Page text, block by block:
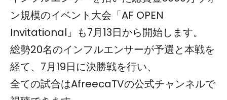
ン規模のイベント大会「AF OPEN
Invitational」も7月13日から開始します。
総勢20名のインフルエンサーが予選と本戦を
経て、7月19日に決勝戦を行い、
全ての試合はAfreecaTVの公式チャンネルで